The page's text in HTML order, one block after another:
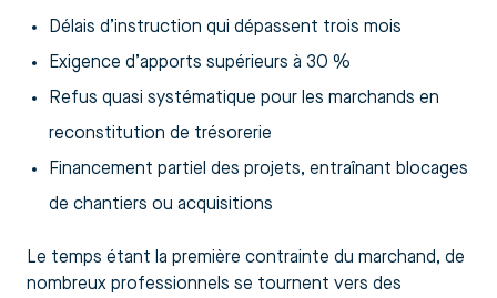
Délais d’instruction qui dépassent trois mois
Exigence d’apports supérieurs à 30 %
Refus quasi systématique pour les marchands en
reconstitution de trésorerie
Financement partiel des projets, entraînant blocages
de chantiers ou acquisitions
Le temps étant la première contrainte du marchand, de
nombreux professionnels se tournent vers des